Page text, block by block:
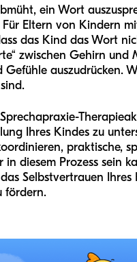
ein Wort
Eltern von Kindern
das Kind das Wort
zwischen Gehirn und
auszudrücken.
Ihres Kindes zu
praktische,
diesem Prozess sein
Selbstvertrauen
fördern.